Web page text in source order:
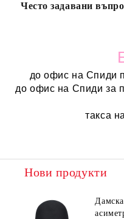
Често задавани
до офис на Спиди
до офис на Спиди за
такса
Нови продукти